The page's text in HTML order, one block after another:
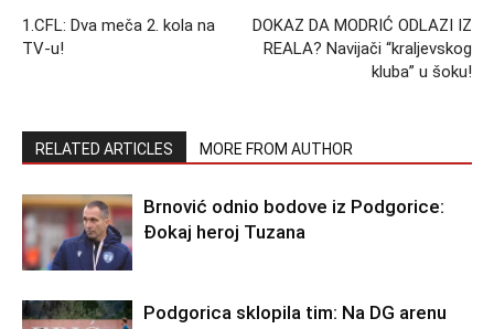
1.CFL: Dva meča 2. kola na
TV-u!
DOKAZ DA MODRIĆ ODLAZI IZ
REALA? Navijači “kraljevskog
kluba” u šoku!
RELATED ARTICLES MORE FROM AUTHOR
Brnović odnio bodove iz Podgorice:
Đokaj heroj Tuzana
Podgorica sklopila tim: Na DG arenu